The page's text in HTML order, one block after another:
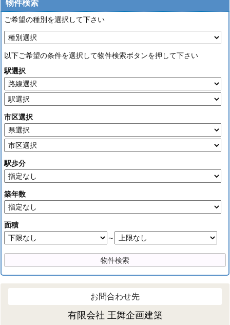
物件検索
ご希望の種別を選択して下さい
以下ご希望の条件を選択して物件検索ボタンを押して下さい
駅選択
市区選択
駅歩分
築年数
面積
～
お問合わせ先
有限会社 王舞企画建築